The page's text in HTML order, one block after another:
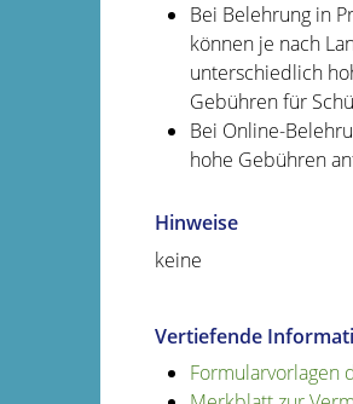
Bei Belehrung in
können je nach
unterschiedlich
Gebühren für
Bei Online-
hohe Gebühren
Hinweise
keine
Vertiefende
Formularvorlagen